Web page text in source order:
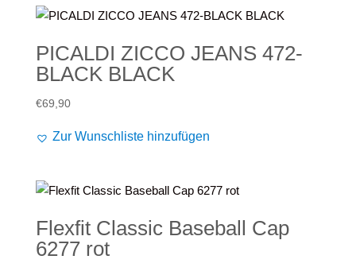
PICALDI ZICCO JEANS 472-
BLACK BLACK
€69,90
Zur Wunschliste hinzufügen
Flexfit Classic Baseball Cap
6277 rot